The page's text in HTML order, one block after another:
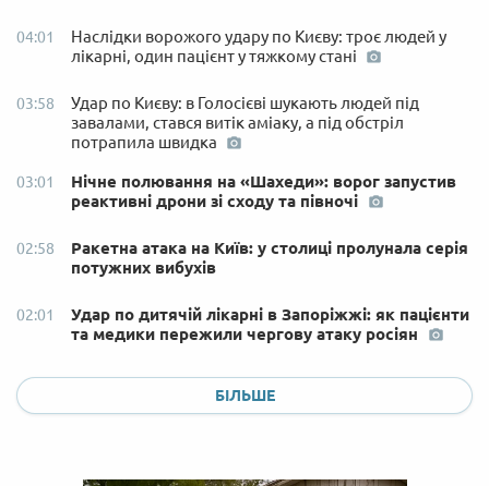
04:01
Наслідки ворожого удару по Києву: троє людей у
лікарні, один пацієнт у тяжкому стані
03:58
Удар по Києву: в Голосієві шукають людей під
завалами, стався витік аміаку, а під обстріл
потрапила швидка
03:01
Нічне полювання на «Шахеди»: ворог запустив
реактивні дрони зі сходу та півночі
02:58
Ракетна атака на Київ: у столиці пролунала серія
потужних вибухів
02:01
Удар по дитячій лікарні в Запоріжжі: як пацієнти
та медики пережили чергову атаку росіян
БІЛЬШЕ